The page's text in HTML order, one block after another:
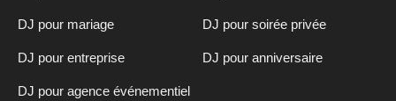
DJ pour mariage DJ pour soirée privée
DJ pour entreprise DJ pour anniversaire
DJ pour agence événementiel